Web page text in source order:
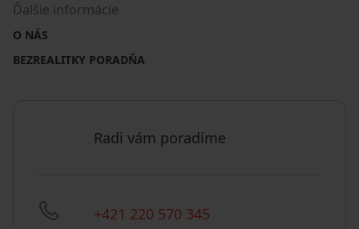
Ďalšie informácie
O NÁS
BEZREALITKY PORADŇA
Radi vám poradíme
+421 220 570 345